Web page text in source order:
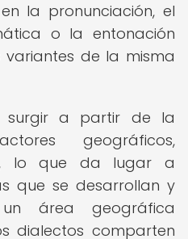
la pronunciación, el
o la entonación
de la misma
surgir a partir de la
geográficos,
lo que da lugar a
que se desarrollan y
área geográfica
dialectos comparten